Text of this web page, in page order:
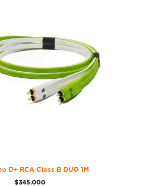
D+ RCA Class B DUO 1M
$345.000